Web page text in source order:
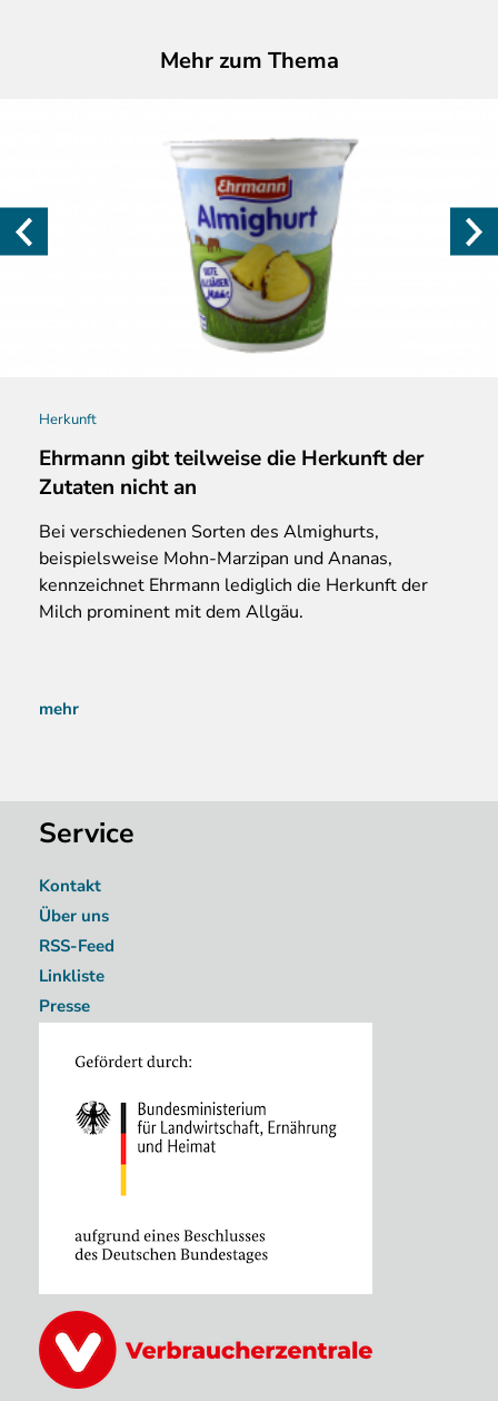
Mehr zum Thema
Herkunft
Ehrmann gibt teilweise die Herkunft der
Zutaten nicht an
Bei verschiedenen Sorten des Almighurts,
beispielsweise Mohn-Marzipan und Ananas,
kennzeichnet Ehrmann lediglich die Herkunft der
Milch prominent mit dem Allgäu.
mehr
Image
Service
Kontakt
Über uns
RSS-Feed
Linkliste
Presse